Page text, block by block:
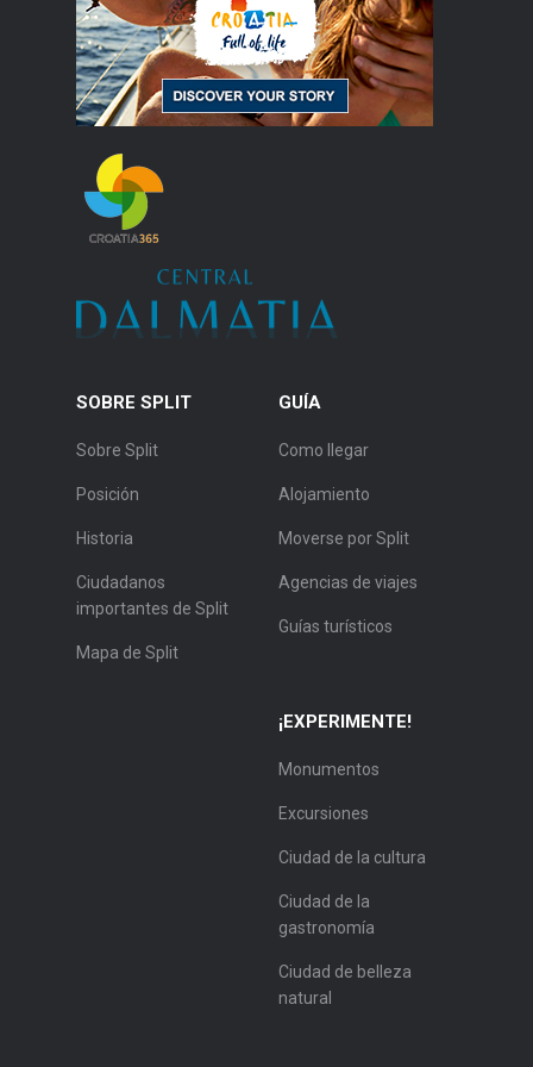
SOBRE SPLIT
Sobre Split
Posición
Historia
Ciudadanos
importantes de Split
Mapa de Split
GUÍA
Como llegar
Alojamiento
Moverse por Split
Agencias de viajes
Guías turísticos
¡EXPERIMENTE!
Monumentos
Excursiones
Ciudad de la cultura
Ciudad de la
gastronomía
Ciudad de belleza
natural